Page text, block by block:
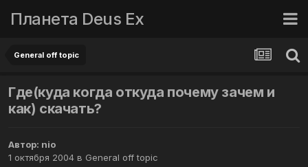
Планета Deus Ex
General off topic
Где(куда когда откуда почему зачем и
как) скачать?
Автор: nio
1 октября 2004 в General off topic